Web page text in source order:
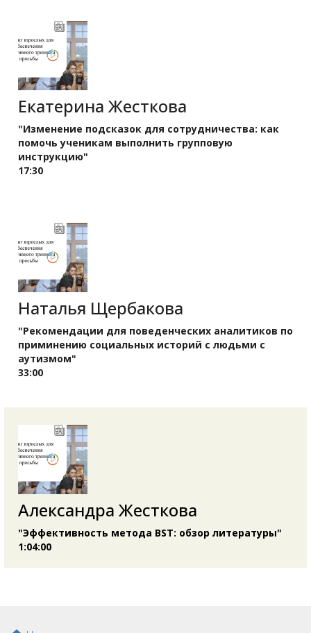
Екатерина Жесткова
"Изменение подсказок для сотрудничества: как
помочь ученикам выполнить групповую
инструкцию"
17:30
Наталья Щербакова
"Рекомендации для поведенческих аналитиков по
приминению социальных историй с людьми с
аутизмом"
33:00
Александра Жесткова
"Эффективность метода BST: обзор литературы"
1:04:00